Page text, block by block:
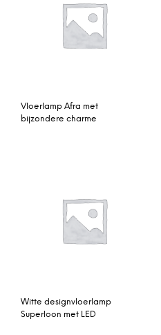
Vloerlamp Afra met
bijzondere charme
Witte designvloerlamp
Superloon met LED